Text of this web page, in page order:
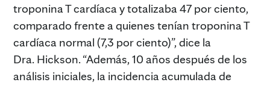
troponina T cardíaca y totalizaba 47 por ciento,
comparado frente a quienes tenían troponina T
cardíaca normal (7,3 por ciento)”, dice la
Dra. Hickson. “Además, 10 años después de los
análisis iniciales, la incidencia acumulada de